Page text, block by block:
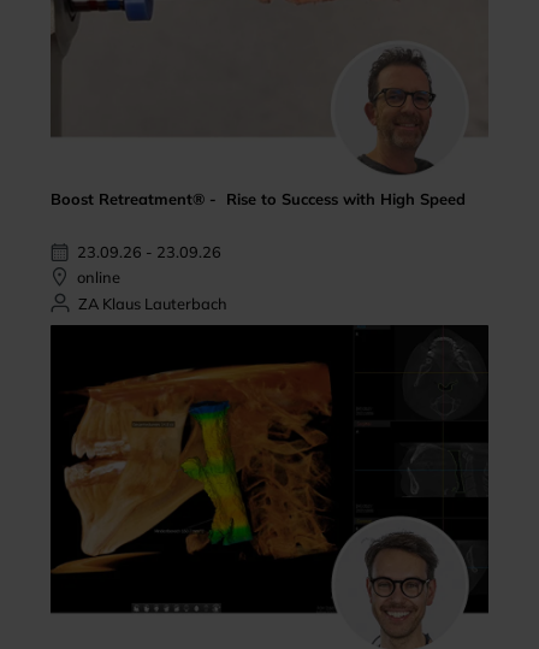
Boost Retreatment® - Rise to Success with High Speed
23.09.26 - 23.09.26
online
ZA Klaus Lauterbach